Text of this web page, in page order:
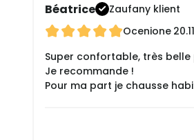
Béatrice
Zaufany klient
Ocenione
Super confortable, très
Je recommande !
Pour ma part je chausse